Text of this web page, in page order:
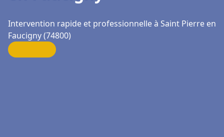
Intervention rapide et professionnelle à Saint Pierre en
Faucigny (74800)